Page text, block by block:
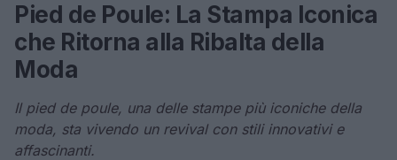
Pied de Poule: La Stampa Iconica
che Ritorna alla Ribalta della
Moda
Il pied de poule, una delle stampe più iconiche della
moda, sta vivendo un revival con stili innovativi e
affascinanti.